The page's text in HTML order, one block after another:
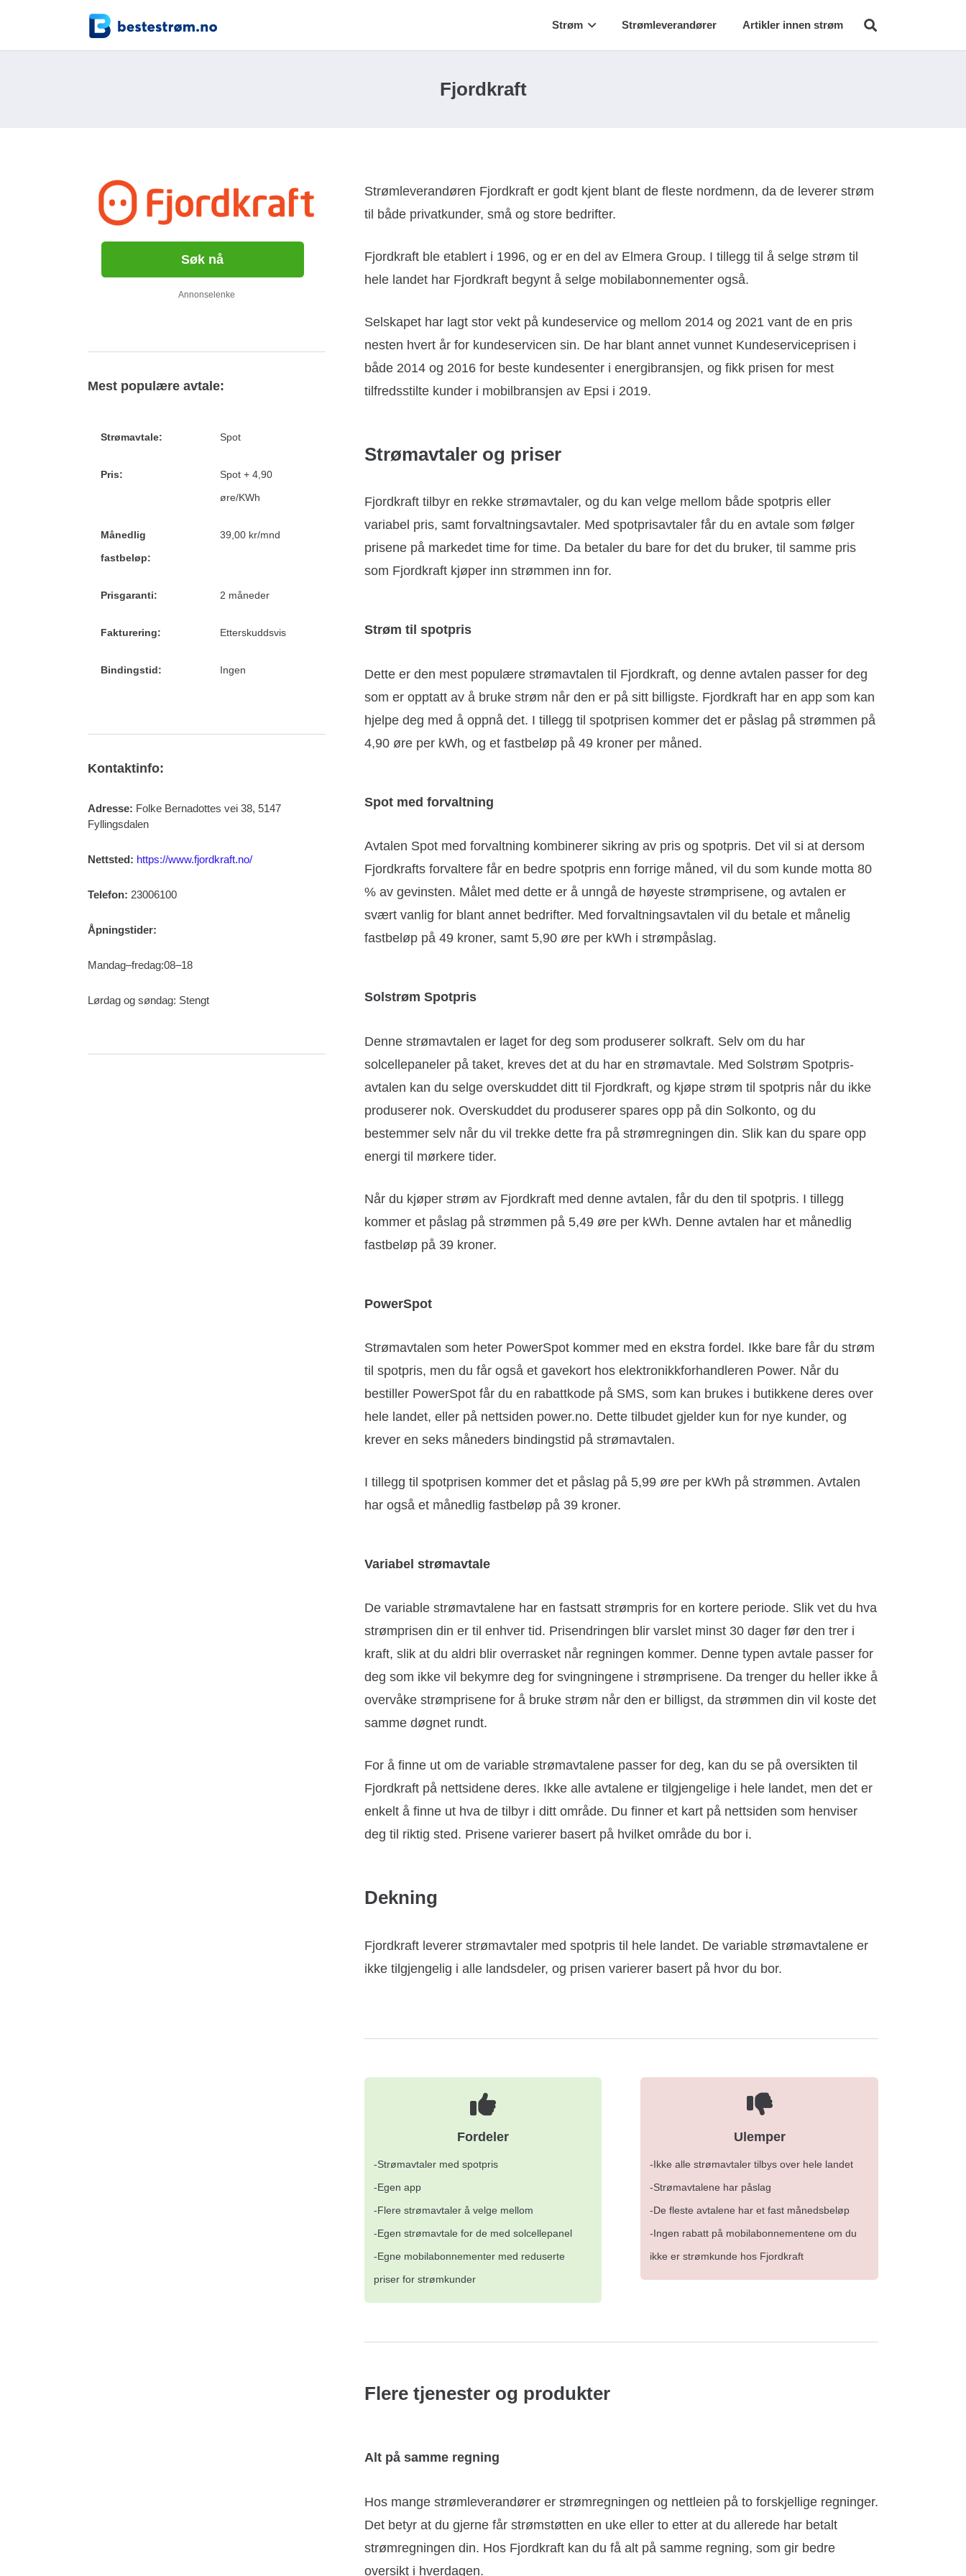
Strøm Strømleverandører Artikler innen strøm
Fjordkraft
Søk nå
Annonselenke
Mest populære avtale:
Strømavtale: Spot
Pris:
Spot + 4,90
øre/KWh
Månedlig
fastbeløp:
39,00 kr/mnd
Prisgaranti: 2 måneder
Fakturering: Etterskuddsvis
Bindingstid: Ingen
Kontaktinfo:
Adresse: Folke Bernadottes vei 38, 5147
Fyllingsdalen
Nettsted: https://www.fjordkraft.no/
Telefon: 23006100
Åpningstider:
Mandag–fredag:08–18
Lørdag og søndag: Stengt
Strømleverandøren Fjordkraft er godt kjent blant de fleste nordmenn, da de leverer strøm
til både privatkunder, små og store bedrifter.
Fjordkraft ble etablert i 1996, og er en del av Elmera Group. I tillegg til å selge strøm til
hele landet har Fjordkraft begynt å selge mobilabonnementer også.
Selskapet har lagt stor vekt på kundeservice og mellom 2014 og 2021 vant de en pris
nesten hvert år for kundeservicen sin. De har blant annet vunnet Kundeserviceprisen i
både 2014 og 2016 for beste kundesenter i energibransjen, og fikk prisen for mest
tilfredsstilte kunder i mobilbransjen av Epsi i 2019.
Strømavtaler og priser
Fjordkraft tilbyr en rekke strømavtaler, og du kan velge mellom både spotpris eller
variabel pris, samt forvaltningsavtaler. Med spotprisavtaler får du en avtale som følger
prisene på markedet time for time. Da betaler du bare for det du bruker, til samme pris
som Fjordkraft kjøper inn strømmen inn for.
Strøm til spotpris
Dette er den mest populære strømavtalen til Fjordkraft, og denne avtalen passer for deg
som er opptatt av å bruke strøm når den er på sitt billigste. Fjordkraft har en app som kan
hjelpe deg med å oppnå det. I tillegg til spotprisen kommer det er påslag på strømmen på
4,90 øre per kWh, og et fastbeløp på 49 kroner per måned.
Spot med forvaltning
Avtalen Spot med forvaltning kombinerer sikring av pris og spotpris. Det vil si at dersom
Fjordkrafts forvaltere får en bedre spotpris enn forrige måned, vil du som kunde motta 80
% av gevinsten. Målet med dette er å unngå de høyeste strømprisene, og avtalen er
svært vanlig for blant annet bedrifter. Med forvaltningsavtalen vil du betale et månelig
fastbeløp på 49 kroner, samt 5,90 øre per kWh i strømpåslag.
Solstrøm Spotpris
Denne strømavtalen er laget for deg som produserer solkraft. Selv om du har
solcellepaneler på taket, kreves det at du har en strømavtale. Med Solstrøm Spotpris-
avtalen kan du selge overskuddet ditt til Fjordkraft, og kjøpe strøm til spotpris når du ikke
produserer nok. Overskuddet du produserer spares opp på din Solkonto, og du
bestemmer selv når du vil trekke dette fra på strømregningen din. Slik kan du spare opp
energi til mørkere tider.
Når du kjøper strøm av Fjordkraft med denne avtalen, får du den til spotpris. I tillegg
kommer et påslag på strømmen på 5,49 øre per kWh. Denne avtalen har et månedlig
fastbeløp på 39 kroner.
PowerSpot
Strømavtalen som heter PowerSpot kommer med en ekstra fordel. Ikke bare får du strøm
til spotpris, men du får også et gavekort hos elektronikkforhandleren Power. Når du
bestiller PowerSpot får du en rabattkode på SMS, som kan brukes i butikkene deres over
hele landet, eller på nettsiden power.no. Dette tilbudet gjelder kun for nye kunder, og
krever en seks måneders bindingstid på strømavtalen.
I tillegg til spotprisen kommer det et påslag på 5,99 øre per kWh på strømmen. Avtalen
har også et månedlig fastbeløp på 39 kroner.
Variabel strømavtale
De variable strømavtalene har en fastsatt strømpris for en kortere periode. Slik vet du hva
strømprisen din er til enhver tid. Prisendringen blir varslet minst 30 dager før den trer i
kraft, slik at du aldri blir overrasket når regningen kommer. Denne typen avtale passer for
deg som ikke vil bekymre deg for svingningene i strømprisene. Da trenger du heller ikke å
overvåke strømprisene for å bruke strøm når den er billigst, da strømmen din vil koste det
samme døgnet rundt.
For å finne ut om de variable strømavtalene passer for deg, kan du se på oversikten til
Fjordkraft på nettsidene deres. Ikke alle avtalene er tilgjengelige i hele landet, men det er
enkelt å finne ut hva de tilbyr i ditt område. Du finner et kart på nettsiden som henviser
deg til riktig sted. Prisene varierer basert på hvilket område du bor i.
Dekning
Fjordkraft leverer strømavtaler med spotpris til hele landet. De variable strømavtalene er
ikke tilgjengelig i alle landsdeler, og prisen varierer basert på hvor du bor.
Fordeler
-Strømavtaler med spotpris
-Egen app
-Flere strømavtaler å velge mellom
-Egen strømavtale for de med solcellepanel
-Egne mobilabonnementer med reduserte
priser for strømkunder
Ulemper
-Ikke alle strømavtaler tilbys over hele landet
-Strømavtalene har påslag
-De fleste avtalene har et fast månedsbeløp
-Ingen rabatt på mobilabonnementene om du
ikke er strømkunde hos Fjordkraft
Flere tjenester og produkter
Alt på samme regning
Hos mange strømleverandører er strømregningen og nettleien på to forskjellige regninger.
Det betyr at du gjerne får strømstøtten en uke eller to etter at du allerede har betalt
strømregningen din. Hos Fjordkraft kan du få alt på samme regning, som gir bedre
oversikt i hverdagen.